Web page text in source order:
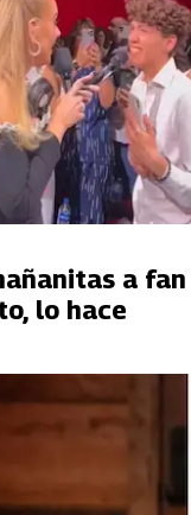
a fan
lo hace